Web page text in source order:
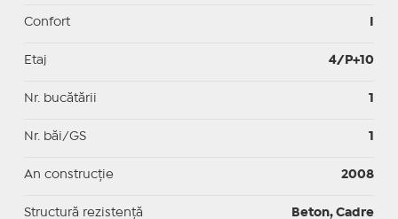
Confort
Etaj 4/P+10
Nr. bucătării 1
Nr. băi/GS 1
An construcție 2008
Structură rezistență Beton, Cadre